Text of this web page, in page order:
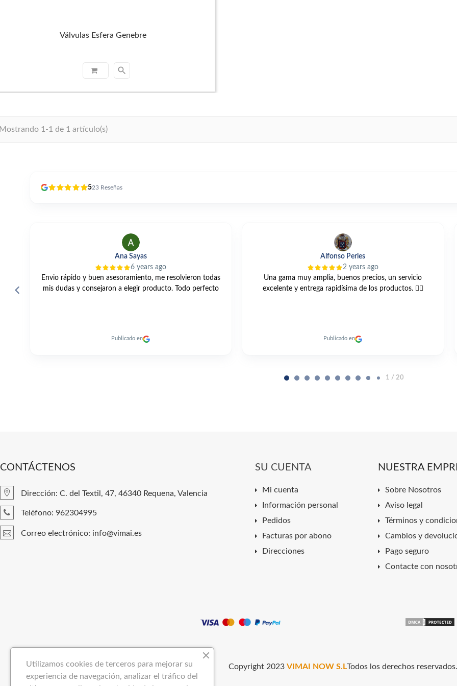
Válvulas Esfera Genebre
search
1-1 de 1 artículo(s)
523 Reseñas
Alfonso Perles
2 years ago
Una gama muy amplia, buenos precios, un servicio
excelente y entrega rapidísima de los productos. 👍🏼
Publicado en
Lg Carri
3 years ago
Compre está bomba GRUNDFOS UNILIFT KP 250 A1 vis
web y muy buen trato todo muy cordial y me llegó antes
Publicado en
2 / 20
CONTÁCTENOS
Dirección: C. del Textil, 47, 46340 Requena, Valencia
Teléfono: 962304995
Correo electrónico: info@vimai.es
SU CUENTA
Mi cuenta
Información personal
Pedidos
Facturas por abono
Direcciones
NUESTRA
Sobre Nosotros
Aviso legal
Términos y
Cambios y
Pago seguro
Contacte con
Copyright 2023 VIMAI NOW S.LTodos los derechos reservados.
Utilizamos cookies de terceros para mejorar su
experiencia de navegación, analizar el tráfico del